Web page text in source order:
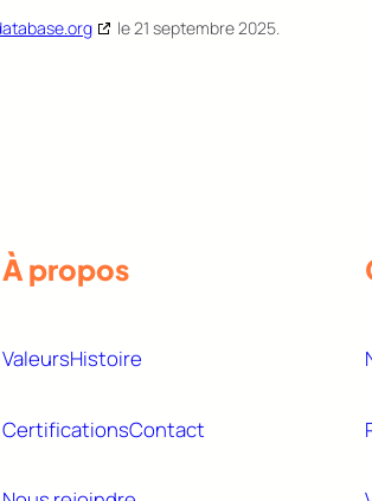
le 21 septembre 2025.
À propos
ValeursHistoire
CertificationsContact